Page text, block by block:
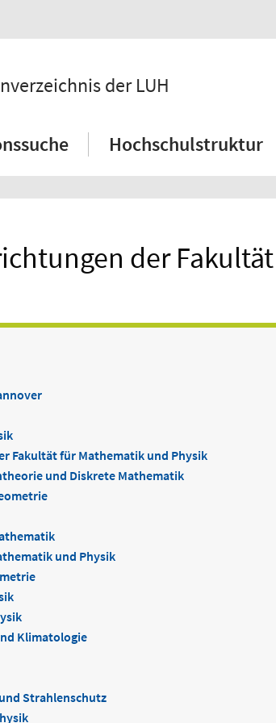
der LUH
Hochschulstruktur
der
Fakultät für Mathematik und Physik
und Diskrete Mathematik
und Physik
Klimatologie
Strahlenschutz